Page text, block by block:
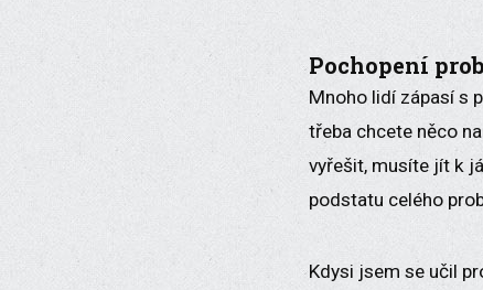
Pochopení
Mnoho lidí zápasí s
třeba chcete něco
vyřešit, musíte jít k
podstatu celého
Kdysi jsem se učil